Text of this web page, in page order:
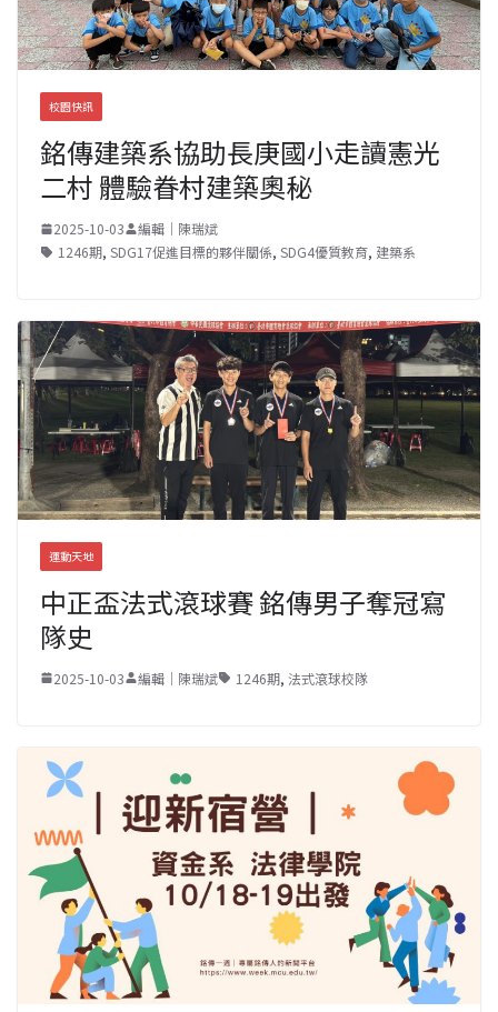
校園快訊
銘傳建築系協助長庚國小走讀憲光
二村 體驗眷村建築奧秘
2025-10-03
編輯｜陳瑞斌
1246期, SDG17促進目標的夥伴關係, SDG4優質教育, 建築系
運動天地
中正盃法式滾球賽 銘傳男子奪冠寫
隊史
2025-10-03 編輯｜陳瑞斌 1246期, 法式滾球校隊